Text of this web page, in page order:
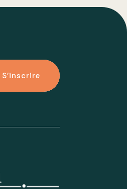
S'inscrire